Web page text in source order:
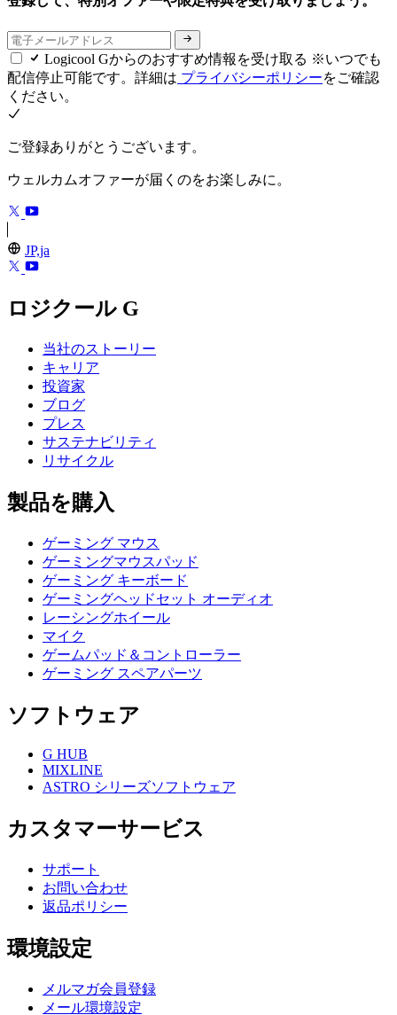
Logicool Gからのおすすめ情報を受け取る ※いつでも
配信停止可能です。詳細は プライバシーポリシーをご確認
ください。
ご登録ありがとうございます。
ウェルカムオファーが届くのをお楽しみに。
JP,ja
ロジクール G
当社のストーリー
キャリア
投資家
ブログ
プレス
サステナビリティ
リサイクル
製品を購入
ゲーミング マウス
ゲーミングマウスパッド
ゲーミング キーボード
ゲーミングヘッドセット オーディオ
レーシングホイール
マイク
ゲームパッド＆コントローラー
ゲーミング スペアパーツ
ソフトウェア
G HUB
MIXLINE
ASTRO シリーズソフトウェア
カスタマーサービス
サポート
お問い合わせ
返品ポリシー
環境設定
メルマガ会員登録
メール環境設定